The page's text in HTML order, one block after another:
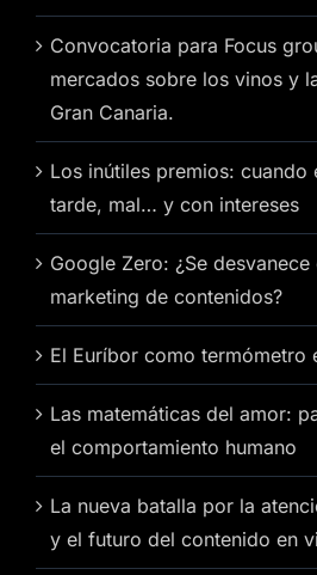
Convocatoria para Focus
mercados sobre los vinos y
Gran Canaria.
Los inútiles premios: cuando
tarde, mal… y con intereses
Google Zero: ¿Se
marketing de contenidos?
El Euríbor como termómetro
Las matemáticas del amor:
el comportamiento humano
La nueva batalla por la
y el futuro del contenido en